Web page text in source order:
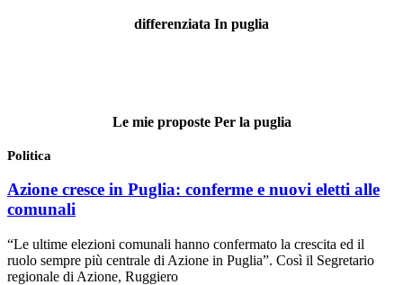
differenziata In puglia
Le mie proposte Per la puglia
Politica
Azione cresce in Puglia: conferme e nuovi eletti alle
comunali
“Le ultime elezioni comunali hanno confermato la crescita ed il
ruolo sempre più centrale di Azione in Puglia”. Così il Segretario
regionale di Azione, Ruggiero